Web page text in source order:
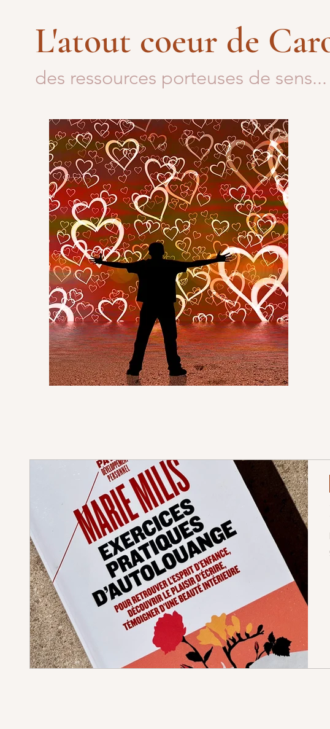
L'atout coeur de
des ressources porteuses de sens...